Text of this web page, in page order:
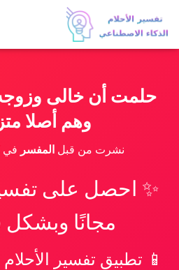
حلمت أن خالى
وهم أصلا
نشرت من قبلالمفسر في
✨ احصل على
مجانًا